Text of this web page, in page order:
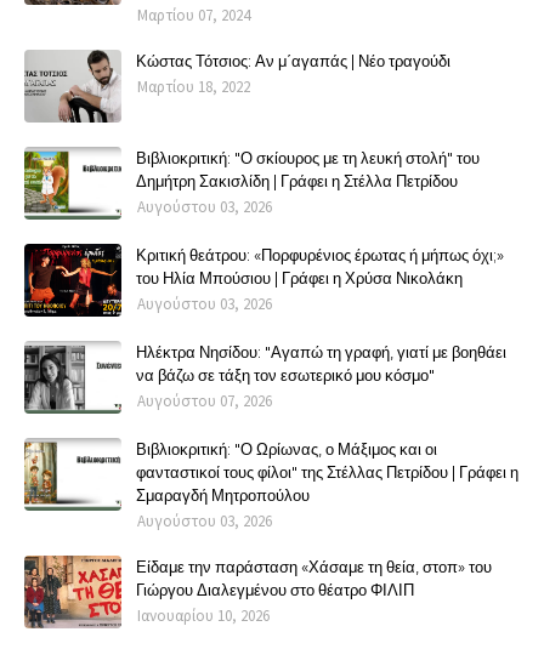
Μαρτίου 07, 2024
Κώστας Τότσιος: Αν μ΄αγαπάς | Νέο τραγούδι
Μαρτίου 18, 2022
Βιβλιοκριτική: "Ο σκίουρος με τη λευκή στολή" του
Δημήτρη Σακισλίδη | Γράφει η Στέλλα Πετρίδου
Αυγούστου 03, 2026
Κριτική θεάτρου: «Πορφυρένιος έρωτας ή μήπως όχι;»
του Ηλία Μπούσιου | Γράφει η Χρύσα Νικολάκη
Αυγούστου 03, 2026
Ηλέκτρα Νησίδου: "Αγαπώ τη γραφή, γιατί με βοηθάει
να βάζω σε τάξη τον εσωτερικό μου κόσμο"
Αυγούστου 07, 2026
Βιβλιοκριτική: "Ο Ωρίωνας, ο Μάξιμος και οι
φανταστικοί τους φίλοι" της Στέλλας Πετρίδου | Γράφει η
Σμαραγδή Μητροπούλου
Αυγούστου 03, 2026
Είδαμε την παράσταση «Χάσαμε τη θεία, στοπ» του
Γιώργου Διαλεγμένου στο θέατρο ΦΙΛΙΠ
Ιανουαρίου 10, 2026